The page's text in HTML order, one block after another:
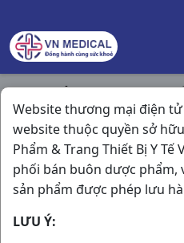
Website thương mại điện tử
website thuộc quyền sở
Phẩm & Trang Thiết Bị Y Tế
phối bán buôn dược phẩm,
sản phẩm được phép lưu
LƯU Ý:
Trang chủ / Vitamin &
Cadineuron H50v US